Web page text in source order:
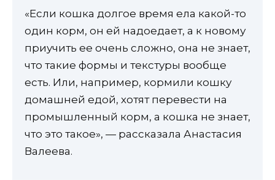
«Если кошка долгое время ела какой-то
один корм, он ей надоедает, а к новому
приучить ее очень сложно, она не знает,
что такие формы и текстуры вообще
есть. Или, например, кормили кошку
домашней едой, хотят перевести на
промышленный корм, а кошка не знает,
что это такое», — рассказала Анастасия
Валеева.